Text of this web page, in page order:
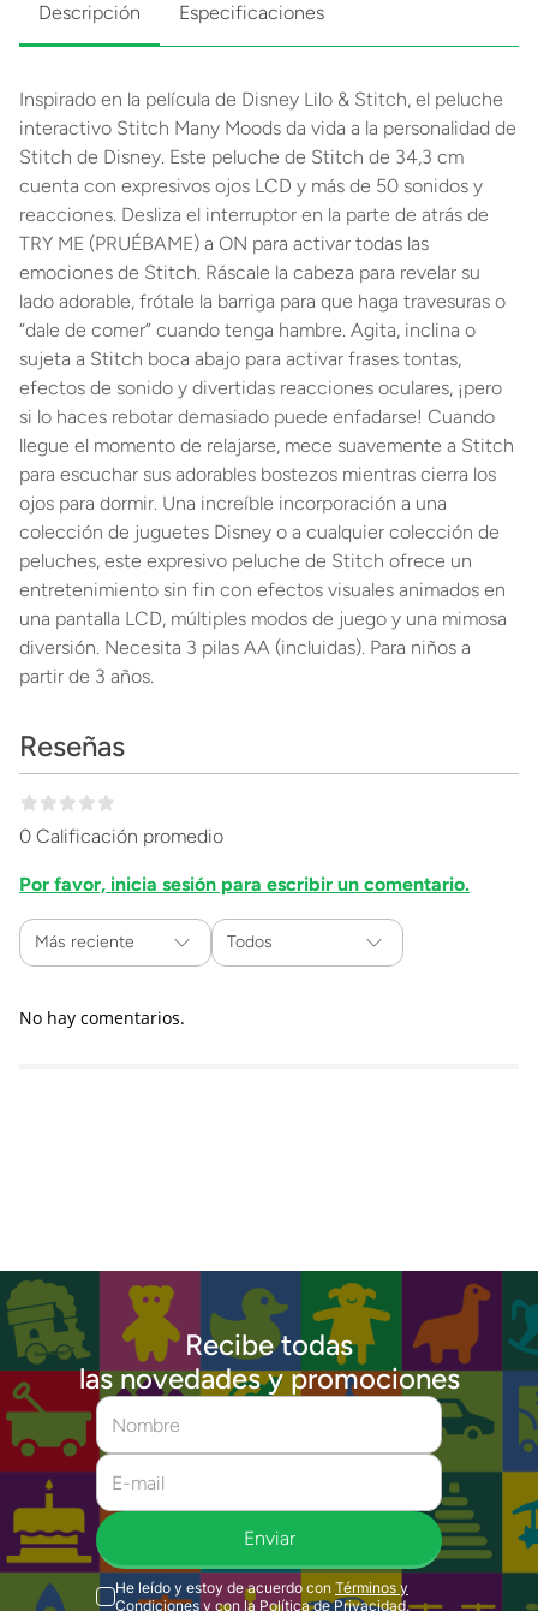
Descripción Especificaciones
Inspirado en la película de Disney Lilo & Stitch, el peluche
interactivo Stitch Many Moods da vida a la personalidad de
Stitch de Disney. Este peluche de Stitch de 34,3 cm
cuenta con expresivos ojos LCD y más de 50 sonidos y
reacciones. Desliza el interruptor en la parte de atrás de
TRY ME (PRUÉBAME) a ON para activar todas las
emociones de Stitch. Ráscale la cabeza para revelar su
lado adorable, frótale la barriga para que haga travesuras o
“dale de comer” cuando tenga hambre. Agita, inclina o
sujeta a Stitch boca abajo para activar frases tontas,
efectos de sonido y divertidas reacciones oculares, ¡pero
si lo haces rebotar demasiado puede enfadarse! Cuando
llegue el momento de relajarse, mece suavemente a Stitch
para escuchar sus adorables bostezos mientras cierra los
ojos para dormir. Una increíble incorporación a una
colección de juguetes Disney o a cualquier colección de
peluches, este expresivo peluche de Stitch ofrece un
entretenimiento sin fin con efectos visuales animados en
una pantalla LCD, múltiples modos de juego y una mimosa
diversión. Necesita 3 pilas AA (incluidas). Para niños a
partir de 3 años.
Reseñas
0 Calificación promedio
Por favor, inicia sesión para escribir un comentario.
Más reciente Todos
No hay comentarios.
Recibe todas
las novedades y promociones
Enviar
He leído y estoy de acuerdo con Términos y
Condiciones y con la Política de Privacidad.